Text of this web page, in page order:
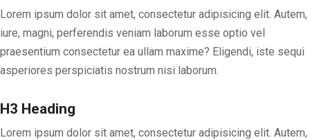
Lorem ipsum dolor sit amet, consectetur adipisicing elit. Autem,
iure, magni, perferendis veniam laborum esse optio vel
praesentium consectetur ea ullam maxime? Eligendi, iste sequi
asperiores perspiciatis nostrum nisi laborum.
H3 Heading
Lorem ipsum dolor sit amet, consectetur adipisicing elit. Autem,